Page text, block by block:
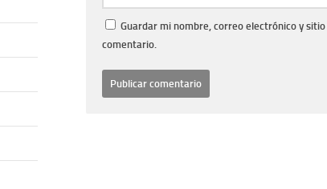
Guardar mi nombre, correo electrónico y
comentario.